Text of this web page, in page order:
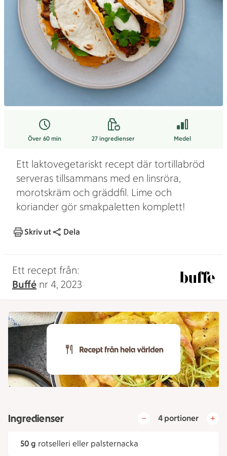
Över 60 min 27ingredienser Medel
Ett laktovegetariskt recept där tortillabröd
serveras tillsammans med en linsröra,
morotskräm och gräddfil. Lime och
koriander gör smakpaletten komplett!
Skriv ut Dela
Ett recept från:
Buffé nr 4, 2023
Ingredienser 4 portioner
50 g rotselleri eller palsternacka